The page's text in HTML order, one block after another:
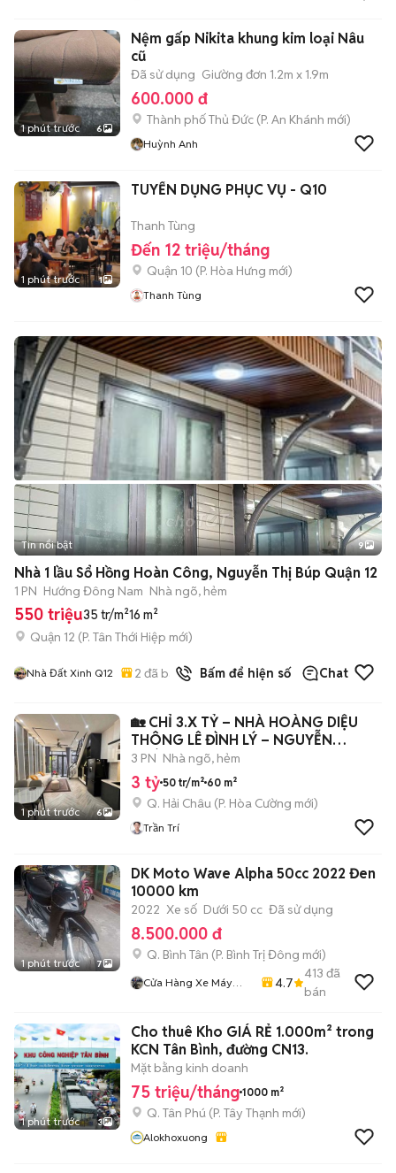
1 phút trước 6
Nệm gấp Nikita khung kim loại Nâu
cũ
Đã sử dụng Giường đơn 1.2m x 1.9m
600.000 đ
Thành phố Thủ Đức (P. An Khánh mới)
Huỳnh Anh
1 phút trước 1
TUYỂN DỤNG PHỤC VỤ - Q10
Thanh Tùng
Đến 12 triệu/tháng
Quận 10 (P. Hòa Hưng mới)
Thanh Tùng
+2
Tin nổi bật 9
Nhà 1 lầu Sổ Hồng Hoàn Công, Nguyễn Thị Búp Quận 12
1 PN Hướng Đông Nam Nhà ngõ, hẻm
550 triệu35 tr/m²16 m²
Quận 12 (P. Tân Thới Hiệp mới)
Nhà Đất Xinh Q12 2 đã bán Bấm để hiện số Chat
1 phút trước 6
🏡 CHỈ 3.X TỶ – NHÀ HOÀNG DIỆU
THÔNG LÊ ĐÌNH LÝ – NGUYỄN
HOÀNG
3 PN Nhà ngõ, hẻm
3 tỷ 50 tr/m² 60 m²
Q. Hải Châu (P. Hòa Cường mới)
Trần Trí
1 phút trước 7
DK Moto Wave Alpha 50cc 2022 Đen
10000 km
2022 Xe số Dưới 50 cc Đã sử dụng
8.500.000 đ
Q. Bình Tân (P. Bình Trị Đông mới)
Cửa Hàng Xe Máy
4.7
413 đã
bán
1 phút trước 3
Cho thuê Kho GIÁ RẺ 1.000m² trong
KCN Tân Bình, đường CN13.
Mặt bằng kinh doanh
75 triệu/tháng 1000 m²
Q. Tân Phú (P. Tây Thạnh mới)
Alokhoxuong